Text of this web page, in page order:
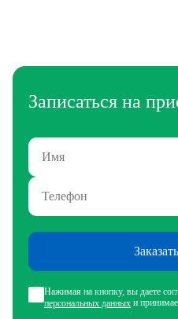
Записаться на
Нажимая на кнопку, вы даете
персональных данных и